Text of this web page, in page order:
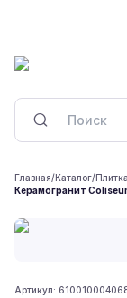
Главная/Каталог/Плитка
Керамогранит
Артикул: